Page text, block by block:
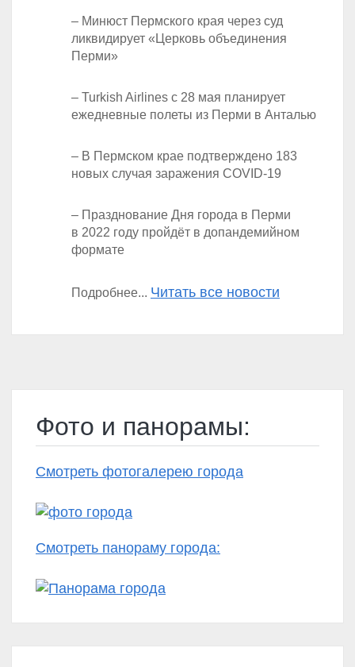
– Минюст Пермского края через суд
ликвидирует «Церковь объединения
Перми»
– Turkish Airlines с 28 мая планирует
ежедневные полеты из Перми в Анталью
– В Пермском крае подтверждено 183
новых случая заражения COVID-19
– Празднование Дня города в Перми
в 2022 году пройдёт в допандемийном
формате
Подробнее... Читать все новости
Фото и панорамы:
Смотреть фотогалерею города
Смотреть панораму города: